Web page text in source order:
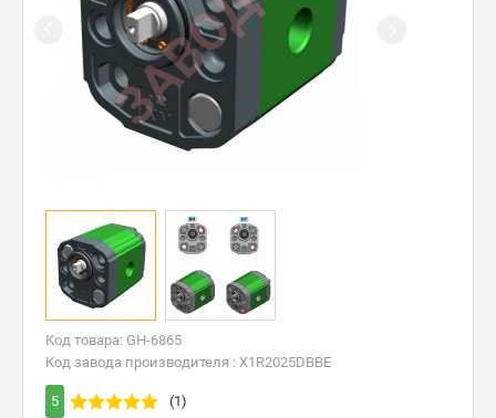
Код товара: GH-6865
Код завода производителя : X1R2025DBBE
5 (1)